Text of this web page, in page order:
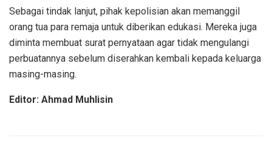
Sebagai tindak lanjut, pihak kepolisian akan memanggil
orang tua para remaja untuk diberikan edukasi. Mereka juga
diminta membuat surat pernyataan agar tidak mengulangi
perbuatannya sebelum diserahkan kembali kepada keluarga
masing-masing.
Editor: Ahmad Muhlisin